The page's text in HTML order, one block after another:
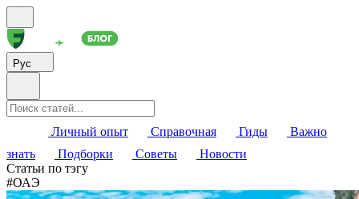
Рус
Личный опыт Справочная Гиды
Важно
знать
Подборки Советы
Новости
Статьи по тэгу
#ОАЭ